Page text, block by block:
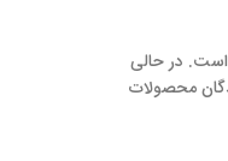
است. در حالی
برای تولیدکنندگان محصولات